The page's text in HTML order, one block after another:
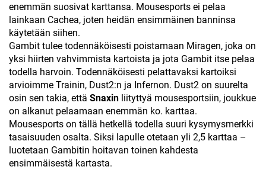
enemmän suosivat karttansa. Mousesports ei pelaa
lainkaan Cachea, joten heidän ensimmäinen banninsa
käytetään siihen.
Gambit tulee todennäköisesti poistamaan Miragen, joka on
yksi hiirten vahvimmista kartoista ja jota Gambit itse pelaa
todella harvoin. Todennäköisesti pelattavaksi kartoiksi
arvioimme Trainin, Dust2:n ja Infernon. Dust2 on suurelta
osin sen takia, että Snaxin liityttyä mousesportsiin, joukkue
on alkanut pelaamaan enemmän ko. karttaa.
Mousesports on tällä hetkellä todella suuri kysymysmerkki
tasaisuuden osalta. Siksi lapulle otetaan yli 2,5 karttaa –
luotetaan Gambitin hoitavan toinen kahdesta
ensimmäisestä kartasta.